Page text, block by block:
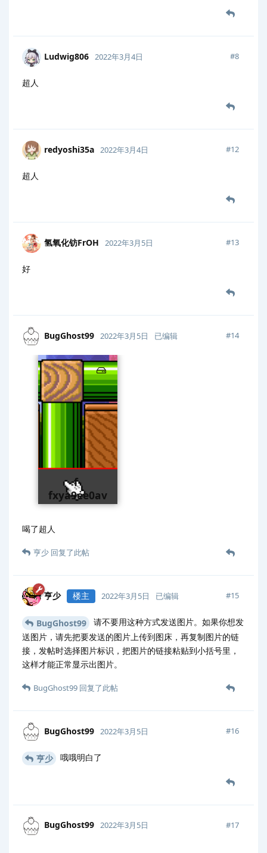
Ludwig806 2022年3月4日 #8
超人
redyoshi35a 2022年3月4日 #12
超人
氢氧化钫FrOH 2022年3月5日 #13
好
BugGhost99 2022年3月5日 已编辑 #14
f-
fxya9ee0av
9tpzx2.png
喝了超人
亨少 回复了此帖
亨少 楼主 2022年3月5日 已编辑 #15
BugGhost99
请不要用这种方式发送图片。如果你想发
送图片，请先把要发送的图片上传到图床，再复制图片的链
接，发帖时选择图片标识，把图片的链接粘贴到小括号里，
这样才能正常显示出图片。
BugGhost99 回复了此帖
BugGhost99 2022年3月5日 #16
亨少 哦哦明白了
BugGhost99 2022年3月5日 #17